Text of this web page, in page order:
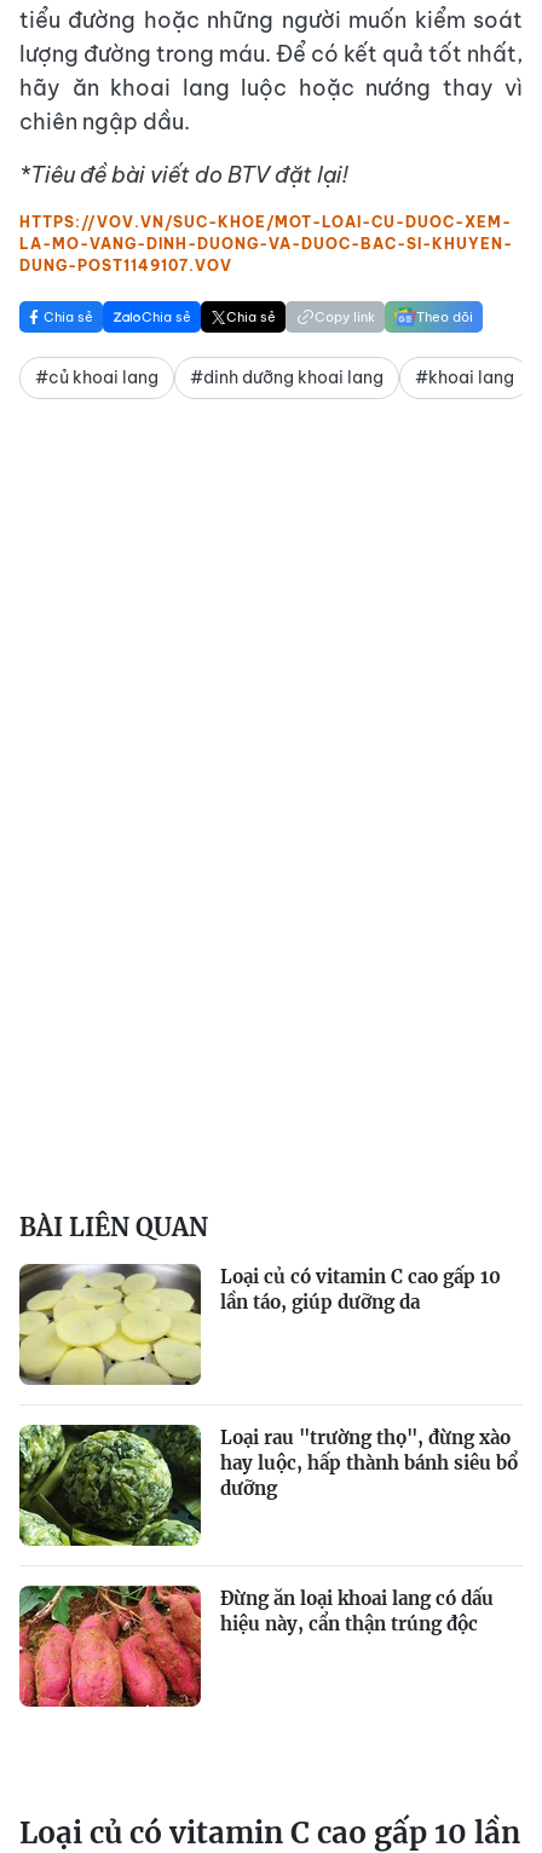
tiểu đường hoặc những người muốn kiểm soát
lượng đường trong máu. Để có kết quả tốt nhất,
hãy ăn khoai lang luộc hoặc nướng thay vì
chiên ngập dầu.
*Tiêu đề bài viết do BTV đặt lại!
HTTPS://VOV.VN/SUC-KHOE/MOT-LOAI-CU-DUOC-XEM-
LA-MO-VANG-DINH-DUONG-VA-DUOC-BAC-SI-KHUYEN-
DUNG-POST1149107.VOV
Chia sẻ Chia sẻ Chia sẻ Copy link Theo dõi
#củ khoai lang #dinh dưỡng khoai lang #khoai lang
BÀI LIÊN QUAN
Loại củ có vitamin C cao gấp 10
lần táo, giúp dưỡng da
Loại rau "trường thọ", đừng xào
hay luộc, hấp thành bánh siêu bổ
dưỡng
Đừng ăn loại khoai lang có dấu
hiệu này, cẩn thận trúng độc
Loại củ có vitamin C cao gấp 10 lần